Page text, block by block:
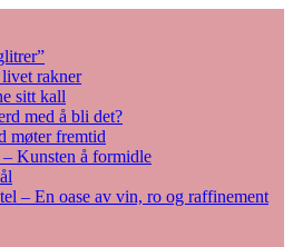
rakner
sitt kall
med å bli det?
møter fremtid
Kunsten å formidle
– En oase av vin, ro og raffinement